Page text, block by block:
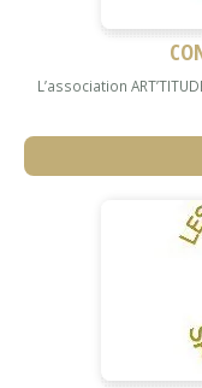
L’association